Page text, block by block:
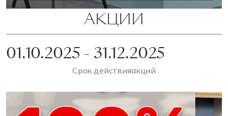
АКЦИИ
01.10.2025 - 31.12.2025
Срок действияакций